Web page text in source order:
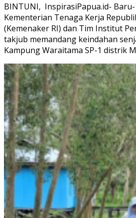
BINTUNI, InspirasiPapua.id-
Kementerian Tenaga Kerja
(Kemenaker RI) dan Tim Institut
takjub memandang keindahan
Kampung Waraitama SP-1 distrik